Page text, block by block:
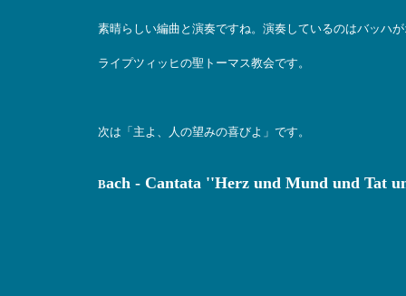
素晴らしい編曲と演奏ですね。演奏しているのはバッハ
ライプツィッヒの聖トーマス教会です。
次は「主よ、人の望みの喜びよ」です。
Bach - Cantata ''Herz und Mund und Tat